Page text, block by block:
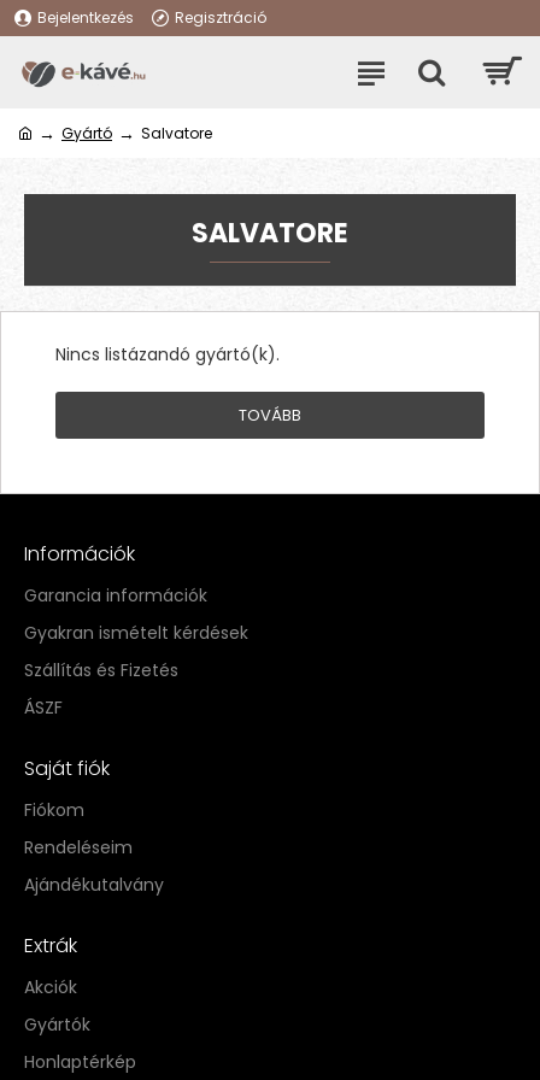
Bejelentkezés Regisztráció
Gyártó Salvatore
SALVATORE
Nincs listázandó gyártó(k).
TOVÁBB
Információk
Garancia információk
Gyakran ismételt kérdések
Szállítás és Fizetés
ÁSZF
Saját fiók
Fiókom
Rendeléseim
Ajándékutalvány
Extrák
Akciók
Gyártók
Honlaptérkép